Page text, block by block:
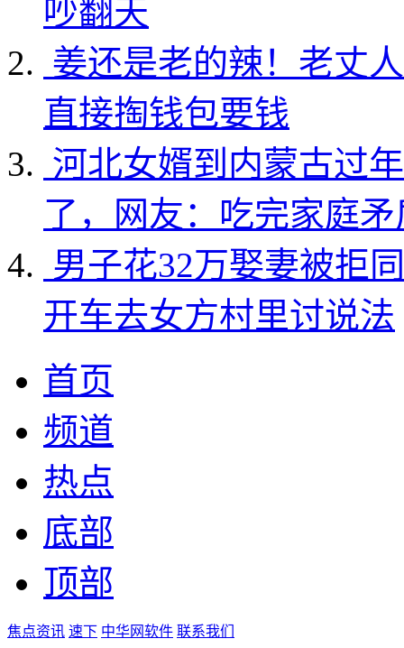
吵翻天
姜还是老的辣！老丈
直接掏钱包要钱
河北女婿到内蒙古过
了，网友：吃完家庭
男子花32万娶妻被拒
开车去女方村里讨说法
首页
频道
热点
底部
顶部
焦点资讯 速下 中华网软件 联系我们